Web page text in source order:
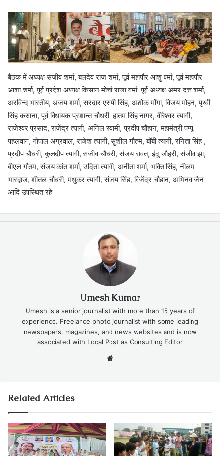
बैठक में अध्यक्ष संजीव शर्मा, बलदेव राज शर्मा, पूर्व महापौर आशु वर्मा, पूर्व महापौर
आशा शर्मा, पूर्व प्रदेश अध्यक्ष किसान मोर्चा राजा वर्मा, पूर्व अध्यक्ष अमर दत्त शर्मा,
अरविन्द भारतीय, अजय शर्मा, सरदार एसपी सिंह, अशोक मोंगा, विजय मोहन, पृथ्वी
सिंह कसाना, पूर्व विधायक प्रशान्त चौधरी, हातम सिंह नागर, वीरेश्वर त्यागी,
राजेश्वर प्रसाद, राजेंद्र त्यागी, अनिल स्वामी, प्रदीप चौहान, महामंत्री पप्पू
पहलवान, गोपाल अग्रवाल, राजेश त्यागी, सुशील गौतम, बॉबी त्यागी, रनिता सिंह ,
प्रदीप चौधरी, कुलदीप त्यागी, संजीव चौधरी, संजय रावत, इंदु जौहरी, संजीव झा,
बीएल गौतम, संजय कांत शर्मा, उदिता त्यागी, अनीता शर्मा, भक्ति सिंह, नीलम
भारद्वाज, शीतल चौधरी, मधुकर त्यागी, संजय सिंह, विजेंद्र चौहान, अभिनव जैन
आदि उपस्थित रहे।
Umesh Kumar
Umesh is a senior journalist with more than 15 years of
experience. Freelance photo journalist with some leading
newspapers, magazines, and news websites and is now
associated with Local Post as Consulting Editor
Related Articles